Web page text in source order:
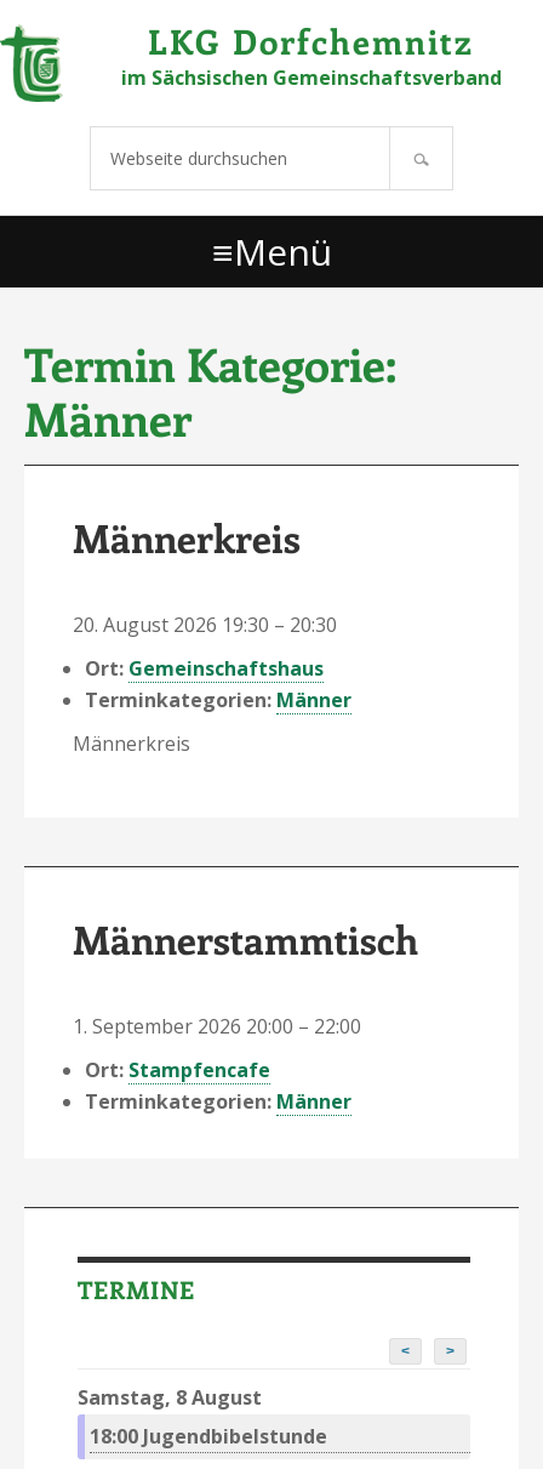
Links
überspringen
Zur Hauptnavigation springen
Zum Inhalt springen
Zur Hauptsidebar springen
Zu den Fußzeilenwidgets springen
LKG Dorfchemnitz
im Sächsischen Gemeinschaftsverband
durchsuchen
Menü
Termin Kategorie:
Männer
Männerkreis
20. August 2026 19:30 – 20:30
Ort: Gemeinschaftshaus
Terminkategorien: Männer
Männerkreis
Männerstammtisch
1. September 2026 20:00 – 22:00
Ort: Stampfencafe
Terminkategorien: Männer
TERMINE
< >
Samstag, 8 August
18:00 Jugendbibelstunde